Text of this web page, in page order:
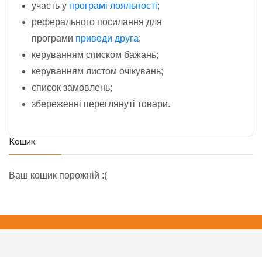
участь у програмі лояльності;
реферального посилання для
програми приведи друга;
керуванням списком бажань;
керуванням листом очікувань;
список замовлень;
збереженні переглянуті товари.
Кошик
Ваш кошик порожній :(